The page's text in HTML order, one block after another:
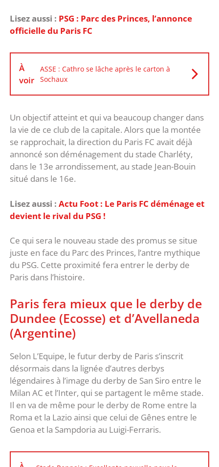
Lisez aussi : PSG : Parc des Princes, l’annonce
officielle du Paris FC
À
voir
ASSE : Cathro se lâche après le carton à
Sochaux
Un objectif atteint et qui va beaucoup changer dans
la vie de ce club de la capitale. Alors que la montée
se rapprochait, la direction du Paris FC avait déjà
annoncé son déménagement du stade Charléty,
dans le 13e arrondissement, au stade Jean-Bouin
situé dans le 16e.
Lisez aussi : Actu Foot : Le Paris FC déménage et
devient le rival du PSG !
Ce qui sera le nouveau stade des promus se situe
juste en face du Parc des Princes, l’antre mythique
du PSG. Cette proximité fera entrer le derby de
Paris dans l’histoire.
Paris fera mieux que le derby de
Dundee (Ecosse) et d’Avellaneda
(Argentine)
Selon L’Equipe, le futur derby de Paris s’inscrit
désormais dans la lignée d’autres derbys
légendaires à l’image du derby de San Siro entre le
Milan AC et l’Inter, qui se partagent le même stade.
Il en va de même pour le derby de Rome entre la
Roma et la Lazio ainsi que celui de Gênes entre le
Genoa et la Sampdoria au Luigi-Ferraris.